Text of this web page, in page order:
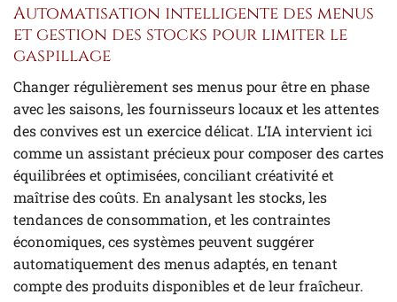
Automatisation intelligente des menus
et gestion des stocks pour limiter le
gaspillage
Changer régulièrement ses menus pour être en phase
avec les saisons, les fournisseurs locaux et les attentes
des convives est un exercice délicat. L’IA intervient ici
comme un assistant précieux pour composer des cartes
équilibrées et optimisées, conciliant créativité et
maîtrise des coûts. En analysant les stocks, les
tendances de consommation, et les contraintes
économiques, ces systèmes peuvent suggérer
automatiquement des menus adaptés, en tenant
compte des produits disponibles et de leur fraîcheur.